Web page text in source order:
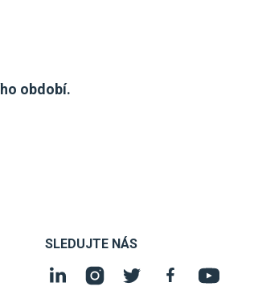
období.
SLEDUJTE NÁS